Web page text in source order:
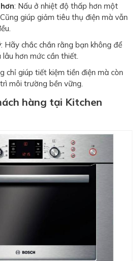
: Nấu ở nhiệt độ thấp hơn một
giúp giảm tiêu thụ điện mà vẫn
: Hãy chắc chắn rằng bạn không để
hơn mức cần thiết.
chỉ giúp tiết kiệm tiền điện mà còn
môi trường bền vững.
hàng tại Kitchen